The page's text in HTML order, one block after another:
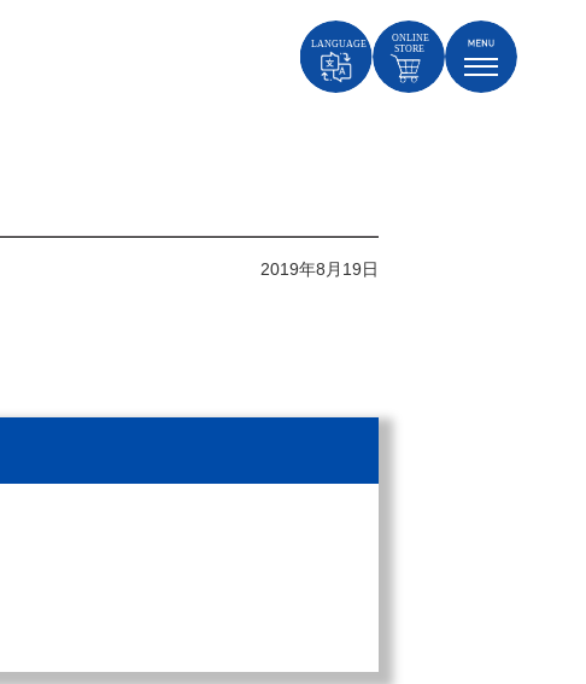
2019年8月19日